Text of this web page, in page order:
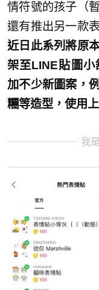
情符號的孩子（
還有推出另一款
近日此系列將原
架至LINE貼圖小
加不少新圖案，
糰等造型，使用
我